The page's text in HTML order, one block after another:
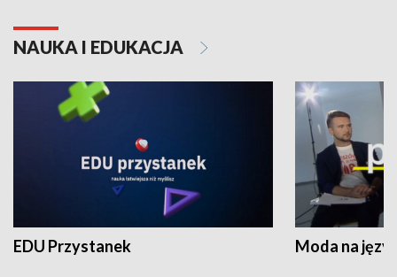
NAUKA I EDUKACJA
EDU Przystanek Moda na